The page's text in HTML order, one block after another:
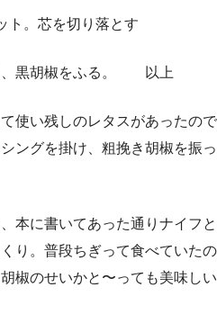
ト。芯を切り落とす
、黒胡椒をふる。 以上
使い残しのレタスがあったので
ングを掛け、粗挽き胡椒を振っ
本に書いてあった通りナイフと
り。普段ちぎって食べていたの
椒のせいかと〜っても美味しい